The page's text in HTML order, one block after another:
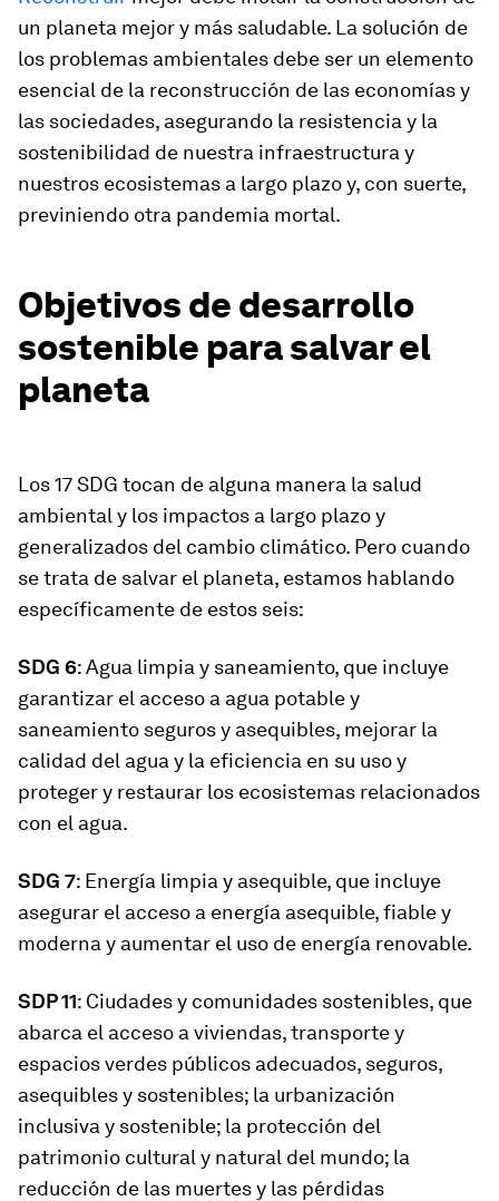
un planeta mejor y más saludable. La solución de
los problemas ambientales debe ser un elemento
esencial de la reconstrucción de las economías y
las sociedades, asegurando la resistencia y la
sostenibilidad de nuestra infraestructura y
nuestros ecosistemas a largo plazo y, con suerte,
previniendo otra pandemia mortal.
Objetivos de desarrollo
sostenible para salvar el
planeta
Los 17 SDG tocan de alguna manera la salud
ambiental y los impactos a largo plazo y
generalizados del cambio climático. Pero cuando
se trata de salvar el planeta, estamos hablando
específicamente de estos seis:
SDG 6: Agua limpia y saneamiento, que incluye
garantizar el acceso a agua potable y
saneamiento seguros y asequibles, mejorar la
calidad del agua y la eficiencia en su uso y
proteger y restaurar los ecosistemas relacionados
con el agua.
SDG 7: Energía limpia y asequible, que incluye
asegurar el acceso a energía asequible, fiable y
moderna y aumentar el uso de energía renovable.
SDP 11: Ciudades y comunidades sostenibles, que
abarca el acceso a viviendas, transporte y
espacios verdes públicos adecuados, seguros,
asequibles y sostenibles; la urbanización
inclusiva y sostenible; la protección del
patrimonio cultural y natural del mundo; la
reducción de las muertes y las pérdidas